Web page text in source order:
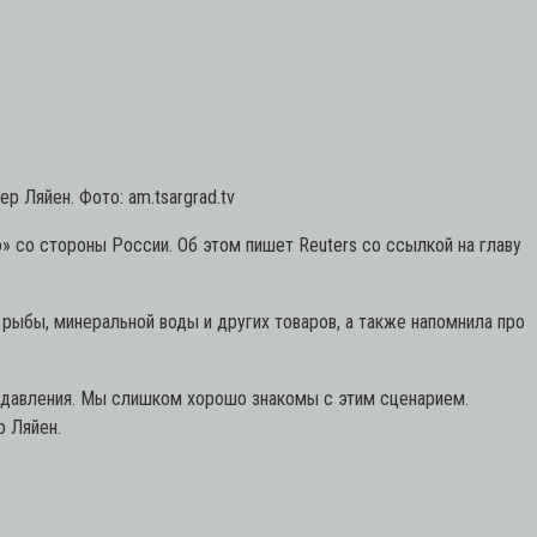
Ляйен. Фото: am.tsargrad.tv
со стороны России. Об этом пишет Reuters со ссылкой на главу
минеральной воды и других товаров, а также напомнила про
давления. Мы слишком хорошо знакомы с этим сценарием.
Ляйен.